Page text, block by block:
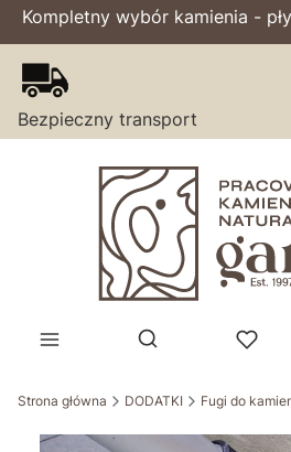
Kompletny wybór kamienia -
Bezpieczny transport
Otwórz
Strona główna DODATKI Fugi do